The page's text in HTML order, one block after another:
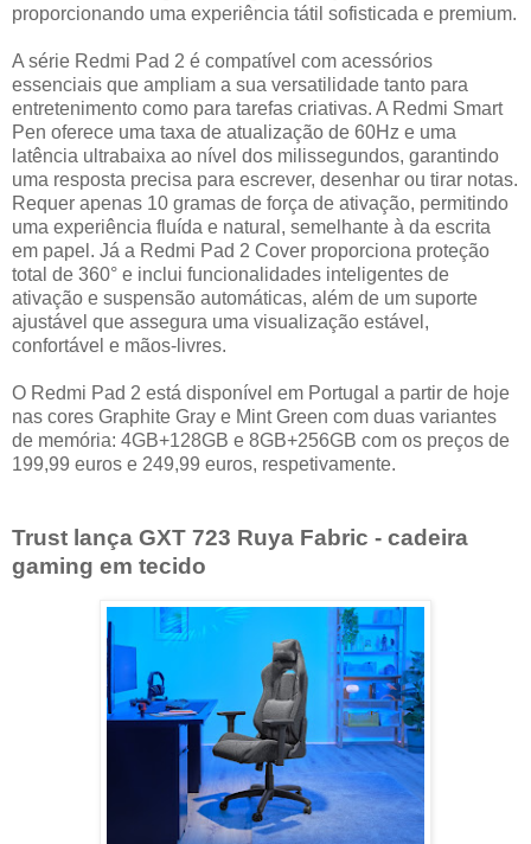
proporcionando uma experiência tátil sofisticada e premium.
A série Redmi Pad 2 é compatível com acessórios
essenciais que ampliam a sua versatilidade tanto para
entretenimento como para tarefas criativas. A Redmi Smart
Pen oferece uma taxa de atualização de 60Hz e uma
latência ultrabaixa ao nível dos milissegundos, garantindo
uma resposta precisa para escrever, desenhar ou tirar notas.
Requer apenas 10 gramas de força de ativação, permitindo
uma experiência fluída e natural, semelhante à da escrita
em papel. Já a Redmi Pad 2 Cover proporciona proteção
total de 360° e inclui funcionalidades inteligentes de
ativação e suspensão automáticas, além de um suporte
ajustável que assegura uma visualização estável,
confortável e mãos-livres.
O Redmi Pad 2 está disponível em Portugal a partir de hoje
nas cores Graphite Gray e Mint Green com duas variantes
de memória: 4GB+128GB e 8GB+256GB com os preços de
199,99 euros e 249,99 euros, respetivamente.
Trust lança GXT 723 Ruya Fabric - cadeira
gaming em tecido